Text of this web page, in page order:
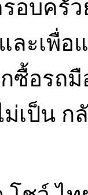
อบครั
ละเพื่อ
ซื้อรถ
ม่เป็น